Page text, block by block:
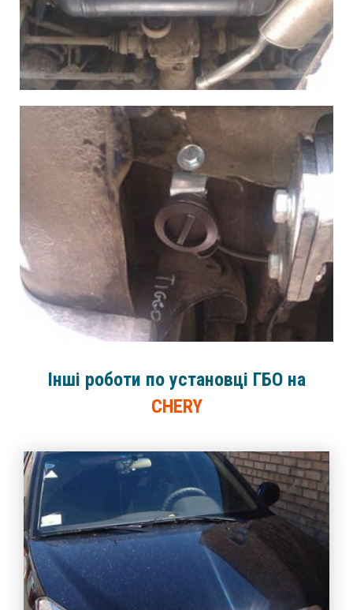
Інші роботи по установці ГБО на
CHERY